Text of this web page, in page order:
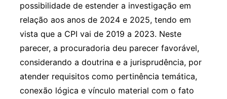
possibilidade de estender a investigação em
relação aos anos de 2024 e 2025, tendo em
vista que a CPI vai de 2019 a 2023. Neste
parecer, a procuradoria deu parecer favorável,
considerando a doutrina e a jurisprudência, por
atender requisitos como pertinência temática,
conexão lógica e vínculo material com o fato